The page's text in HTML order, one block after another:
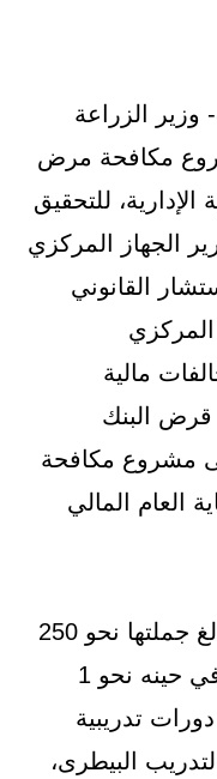
وزير الزراعة
مكافحة مرض
الإدارية، للتحقيق
الجهاز المركزي
القانوني
مالية
قرض البنك
مشروع مكافحة
العام المالي
وتضمنت المخالفات صرف مبالغ جملتها نحو 250
الف دولار أمريكى، بما يعادل في حينه نحو 1
دورات تدريبية
البيطرى،